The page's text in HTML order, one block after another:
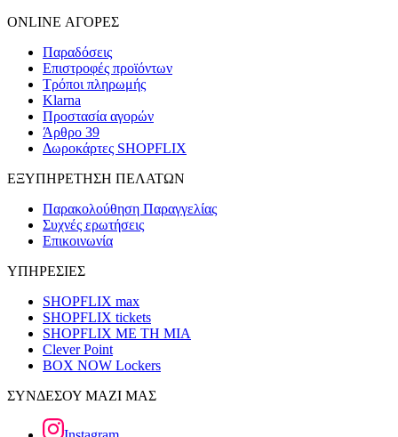
ONLINE ΑΓΟΡΕΣ
Παραδόσεις
Επιστροφές προϊόντων
Τρόποι πληρωμής
Klarna
Προστασία αγορών
Άρθρο 39
Δωροκάρτες SHOPFLIX
ΕΞΥΠΗΡΕΤΗΣΗ ΠΕΛΑΤΩΝ
Παρακολούθηση Παραγγελίας
Συχνές ερωτήσεις
Επικοινωνία
ΥΠΗΡΕΣΙΕΣ
SHOPFLIX max
SHOPFLIX tickets
SHOPFLIX ΜΕ ΤΗ ΜΙΑ
Clever Point
BOX NOW Lockers
ΣΥΝΔΕΣΟΥ ΜΑΖΙ ΜΑΣ